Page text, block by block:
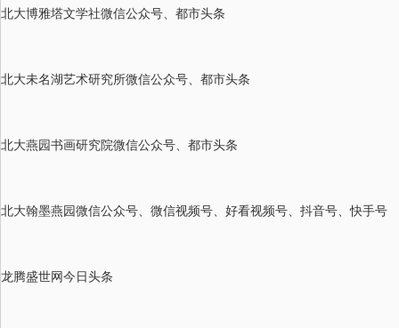
北大博雅塔文学社微信公众号、都市头条
北大未名湖艺术研究所微信公众号、都市头条
北大燕园书画研究院微信公众号、都市头条
北大翰墨燕园微信公众号、微信视频号、好看视频号、抖音号、快手号
龙腾盛世网今日头条